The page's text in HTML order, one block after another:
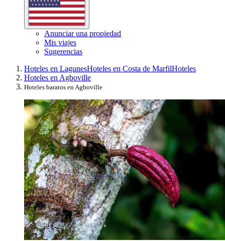
Anunciar una propiedad
Mis viajes
Sugerencias
Hoteles en LagunesHoteles en Costa de MarfilHoteles
Hoteles en Agboville
Hoteles baratos en Agboville